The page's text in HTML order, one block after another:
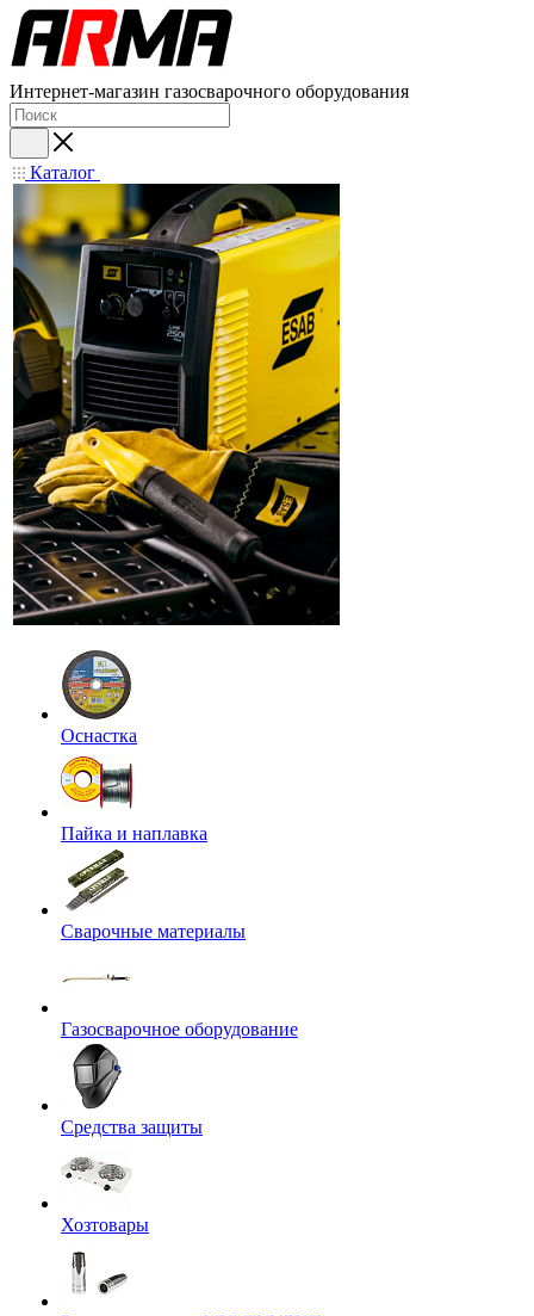
Интернет-магазин газосварочного оборудования
Каталог
Оснастка
Пайка и наплавка
Сварочные материалы
Газосварочное оборудование
Средства защиты
Хозтовары